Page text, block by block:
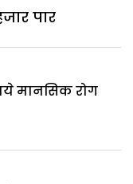
पार
मानसिक रोग